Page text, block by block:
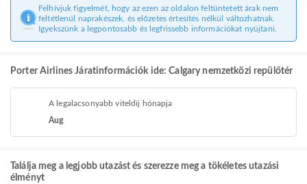
Felhívjuk figyelmét, hogy az ezen az oldalon feltüntetett árak nem
feltétlenül naprakészek, és előzetes értesítés nélkül változhatnak.
Igyekszünk a legpontosabb és legfrissebb információkat nyújtani.
Porter Airlines Járatinformációk ide: Calgary nemzetközi repülőtér
A legalacsonyabb viteldíj hónapja
Aug
Találja meg a legjobb utazást és szerezze meg a tökéletes utazási
élményt